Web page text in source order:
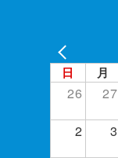
日 月
26 27
2
3